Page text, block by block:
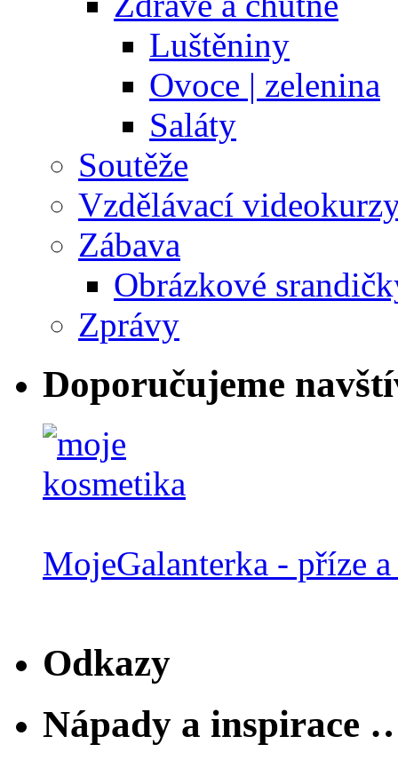
Luštěniny
Ovoce | zelenina
Saláty
Soutěže
Vzdělávací
Zábava
Obrázkové
Zprávy
Doporučujeme
MojeGalanterka - příze
Odkazy
Nápady a inspirace